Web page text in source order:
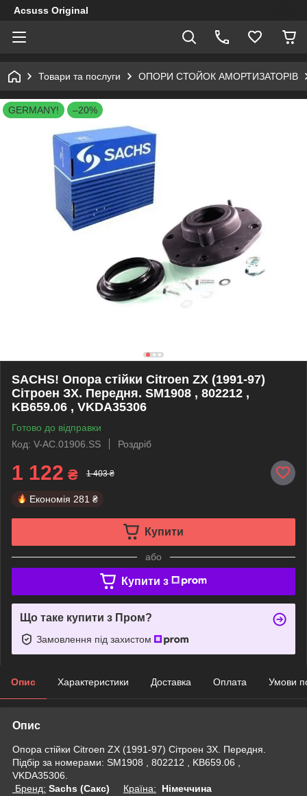
Acsuss Original
Товари та послуги ОПОРИ СТОЙОК АМОРТИЗАТОРІВ
GERMANY! –20%
SACHS! Опора стійки Citroen ZX (1991-97)
Сітроен ЗХ. Передня. SM1908 , 802212 ,
KB659.06 , VKDA35306
Готово до відправки
Код: V-AC.01906.SS
Роздріб
1 122 ₴ 1 403 ₴
Економія 281 ₴
Купити
або
Купити з
Що таке купити з Пром?
Замовлення під захистом
Опис Характеристики Доставка Оплата Умови
Опис
Опора стійки Citroen ZX (1991-97) Сітроен ЗХ. Передня.
Підбір за номерами: SM1908 , 802212 , KB659.06 ,
VKDA35306.
Бренд: Sachs (Сакс) Країна: Німеччина